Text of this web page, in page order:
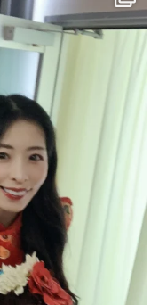
リンセス【公式】
@YouTube
す